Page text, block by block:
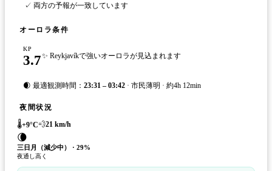
✓ 両方の予報が一致しています
オーロラ条件
KP
3.7✨ Reykjavíkで強いオーロラが見込まれます
🌒 最適観測時間： 23:31 – 03:42 · 市民薄明 · 約4h 12min
夜間状況
🌡️+9°C💨21 km/h
🌘
三日月（減少中） · 29%
夜通し高く